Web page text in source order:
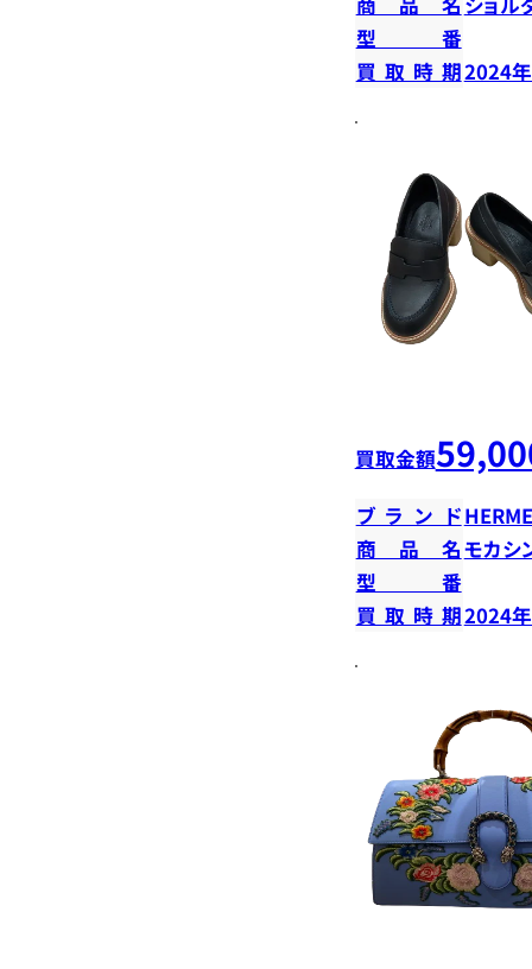
型番
買取時期2024
買取金額
ブランド
商品名モカシ
型番
買取時期2024